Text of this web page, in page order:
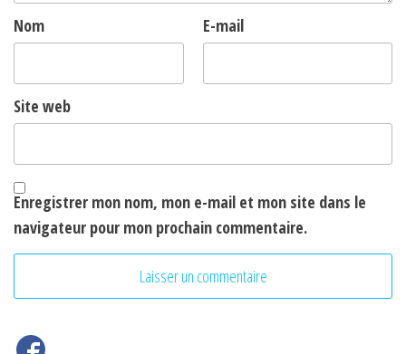
Nom E-mail
Site web
Enregistrer mon nom, mon e-mail et mon site dans le
navigateur pour mon prochain commentaire.